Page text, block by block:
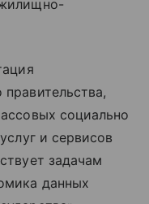
социально
и сервисов
задачам
данных